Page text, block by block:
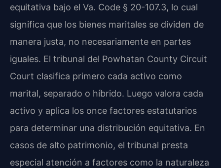
equitativa bajo el Va. Code § 20-107.3, lo cual
significa que los bienes maritales se dividen de
manera justa, no necesariamente en partes
iguales. El tribunal del Powhatan County Circuit
Court clasifica primero cada activo como
marital, separado o híbrido. Luego valora cada
activo y aplica los once factores estatutarios
para determinar una distribución equitativa. En
casos de alto patrimonio, el tribunal presta
especial atención a factores como la naturaleza